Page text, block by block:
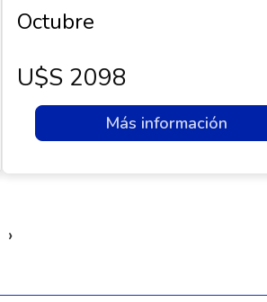
Octubre
U$s 2098
Más información
›